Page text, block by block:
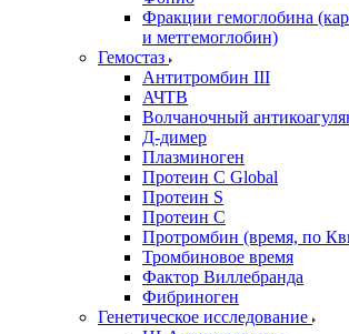
Фракции гемоглобина
и метгемоглобин)
Гемостаз
Антитромбин III
АЧТВ
Волчаночный
Д-димер
Плазминоген
Протеин C Global
Протеин S
Протеин С
Протромбин (время, по
Тромбиновое время
Фактор Виллебранда
Фибриноген
Генетическое исследование